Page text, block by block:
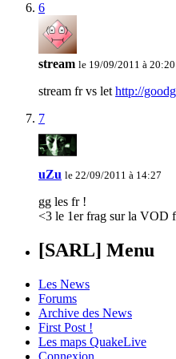
6
stream le 19/09/2011 à 20:20
stream fr vs let http://
7
uZu le 22/09/2011 à 14:27
gg les fr !
<3 le 1er frag sur la VOD
[SARL] Menu
Les News
Forums
Archive des News
First Post !
Les maps QuakeLive
Connexion